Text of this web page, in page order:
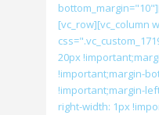
[vc_row][vc_column
20px
!important;margin-
!important;margin-
right-width: 1px